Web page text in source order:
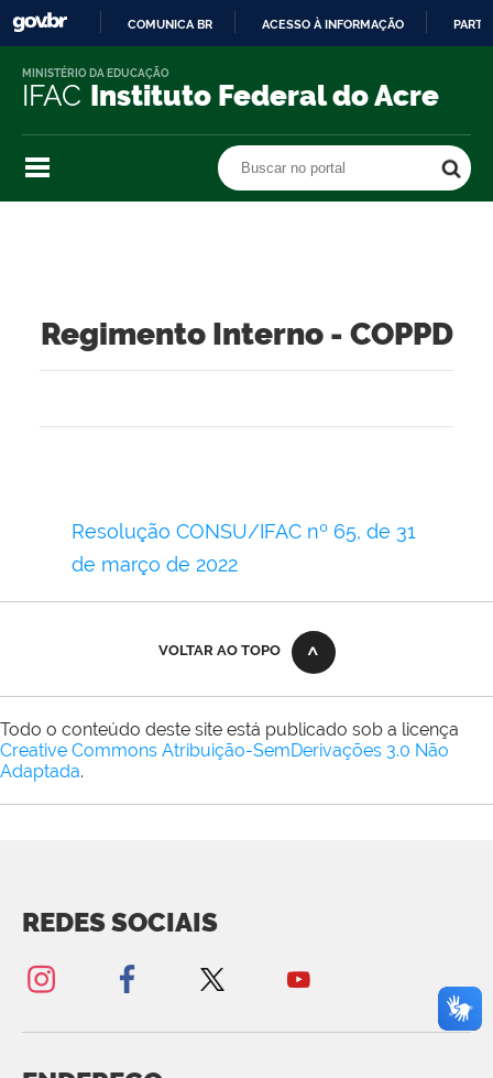
O
COMUNICA BR ACESSO À INFORMAÇÃO
IFAC Instituto Federal do Acre
MINISTÉRIO DA EDUCAÇÃO
Buscar no portal
Regimento Interno - COPPD
Resolução CONSU/IFAC nº 65, de 31
de março de 2022
VOLTAR AO TOPO
Todo o conteúdo deste site está publicado sob a licença
Creative Commons Atribuição-SemDerivações 3.0 Não
Adaptada.
REDES SOCIAIS